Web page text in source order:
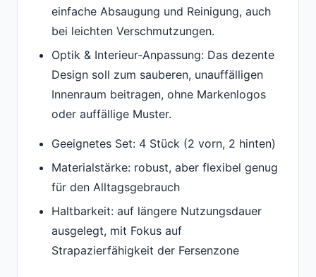
einfache Absaugung und Reinigung, auch
bei leichten Verschmutzungen.
Optik & Interieur-Anpassung: Das dezente
Design soll zum sauberen, unauffälligen
Innenraum beitragen, ohne Markenlogos
oder auffällige Muster.
Geeignetes Set: 4 Stück (2 vorn, 2 hinten)
Materialstärke: robust, aber flexibel genug
für den Alltagsgebrauch
Haltbarkeit: auf längere Nutzungsdauer
ausgelegt, mit Fokus auf
Strapazierfähigkeit der Fersenzone